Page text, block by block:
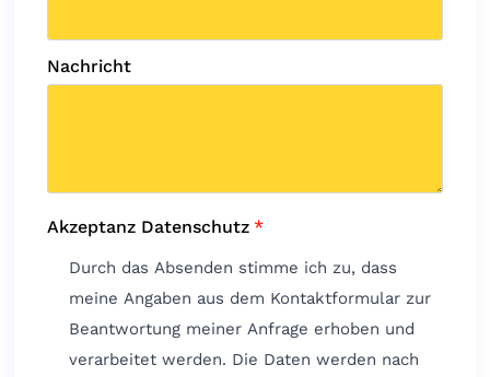
Nachricht
Akzeptanz Datenschutz *
Durch das Absenden stimme ich zu, dass
meine Angaben aus dem Kontaktformular zur
Beantwortung meiner Anfrage erhoben und
verarbeitet werden. Die Daten werden nach